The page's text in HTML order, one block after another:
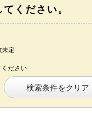
ください。
未定
ださい
検索条件をクリア